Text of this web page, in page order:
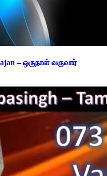
– ஒருநாள் வருவார்